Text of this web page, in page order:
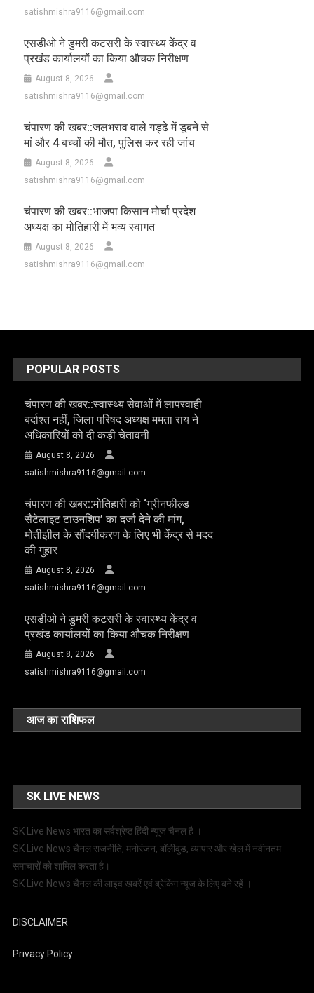
satishmishra9116@gmail.com
एसडीओ ने डुमरी कटसरी के स्वास्थ्य केंद्र व
प्रखंड कार्यालयों का किया औचक निरीक्षण
August 8, 2026
satishmishra9116@gmail.com
चंपारण की खबर::जलभराव वाले गड्ढे में डूबने से
मां और 4 बच्चों की मौत, पुलिस कर रही जांच
August 8, 2026
satishmishra9116@gmail.com
चंपारण की खबर::भाजपा किसान मोर्चा प्रदेश
अध्यक्ष का मोतिहारी में भव्य स्वागत
August 8, 2026
satishmishra9116@gmail.com
POPULAR POSTS
चंपारण की खबर::स्वास्थ्य सेवाओं में लापरवाही
बर्दाश्त नहीं, जिला परिषद अध्यक्ष ममता राय ने
अधिकारियों को दी कड़ी चेतावनी
August 8, 2026
satishmishra9116@gmail.com
चंपारण की खबर::मोतिहारी को ‘ग्रीनफील्ड
सैटेलाइट टाउनशिप’ का दर्जा देने की मांग,
मोतीझील के सौंदर्यीकरण के लिए भी केंद्र से मदद
की गुहार
August 8, 2026
satishmishra9116@gmail.com
एसडीओ ने डुमरी कटसरी के स्वास्थ्य केंद्र व
प्रखंड कार्यालयों का किया औचक निरीक्षण
August 8, 2026
satishmishra9116@gmail.com
आज का राशिफल
SK LIVE NEWS
SK Live News भारत का सर्वश्रेष्ठ हिंदी न्‍यूज चैनल है ।
SK Live News चैनल राजनीति, मनोरंजन, बॉलीवुड, व्यापार और खेल में नवीनतम
समाचारों को शामिल करता है।
SK Live News चैनल की लाइव खबरें एवं ब्रेकिंग न्यूज के लिए बने रहें ।
DISCLAIMER
Privacy Policy